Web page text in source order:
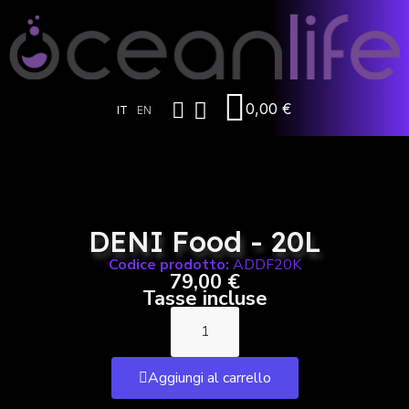
IT EN 0,00 €
DENI Food - 20L
Codice prodotto: ADDF20K
79,00 €
Tasse incluse
Aggiungi al carrello